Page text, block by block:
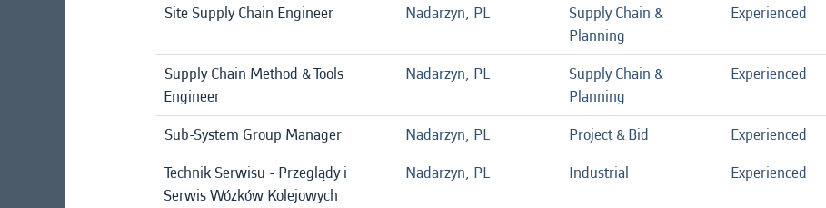
Site Supply Chain Engineer Nadarzyn, PL
Supply Chain &
Planning
Experienced
Supply Chain Method & Tools
Engineer
Nadarzyn, PL
Supply Chain &
Planning
Experienced
Sub-System Group Manager Nadarzyn, PL Project & Bid Experienced
Technik Serwisu - Przeglądy i
Serwis Wózków Kolejowych
Nadarzyn, PL Industrial Experienced